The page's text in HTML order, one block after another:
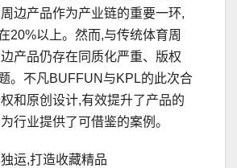
边产品作为产业链的重要一环,
20%以上。然而,与传统体育周
产品仍存在同质化严重、版权
。不凡BUFFUN与KPL的此次合
和原创设计,有效提升了产品的
行业提供了可借鉴的案例。
运,打造收藏精品